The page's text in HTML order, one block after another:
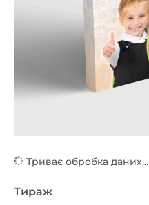
Триває обробка даних...
Тираж